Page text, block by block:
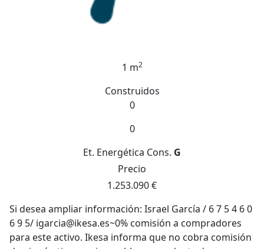
1 m2
Construidos
0
0
Et. Energética Cons. G
Precio
1.253.090 €
Si desea ampliar información: Israel García / 6 7 5 4 6 0
6 9 5/ igarcia@ikesa.es~0% comisión a compradores
para este activo. Ikesa informa que no cobra comisión